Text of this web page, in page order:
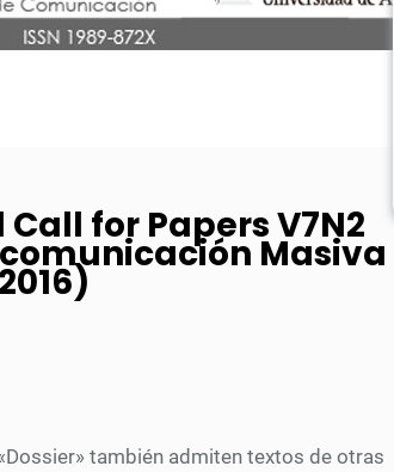
for Papers V7N2
Masiva
también admiten textos de otras